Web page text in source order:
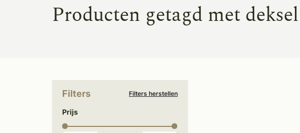
Producten getagd met deksel
Filters Filters herstellen
Prijs